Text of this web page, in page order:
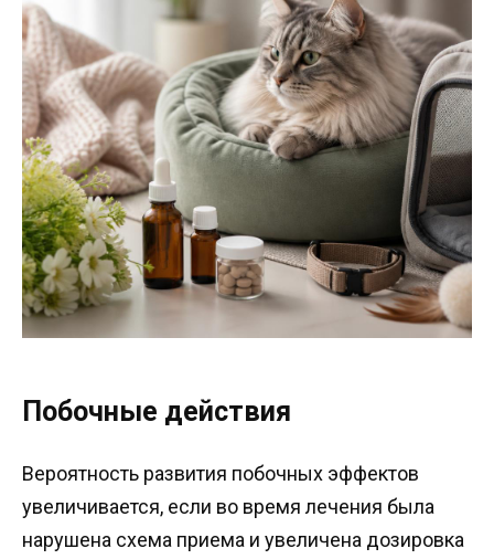
Побочные действия
Вероятность развития побочных эффектов
увеличивается, если во время лечения была
нарушена схема приема и увеличена дозировка